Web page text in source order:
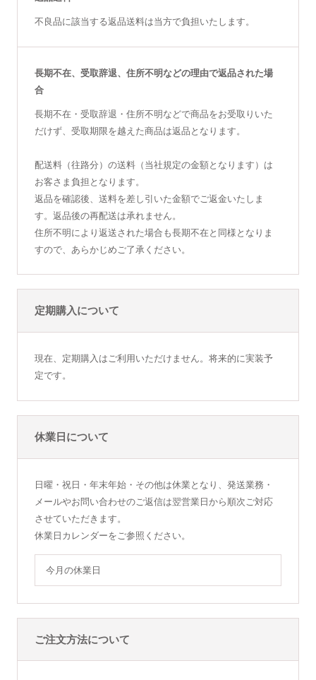
不良品に該当する返品送料は当方で負担いたします。
長期不在、受取辞退、住所不明などの理由で返品された場
合
長期不在・受取辞退・住所不明などで商品をお受取りいた
だけず、受取期限を越えた商品は返品となります。
配送料（往路分）の送料（当社規定の金額となります）は
お客さま負担となります。
返品を確認後、送料を差し引いた金額でご返金いたしま
す。返品後の再配送は承れません。
住所不明により返送された場合も長期不在と同様となりま
すので、あらかじめご了承ください。
定期購入について
現在、定期購入はご利用いただけません。将来的に実装予
定です。
休業日について
日曜・祝日・年末年始・その他は休業となり、発送業務・
メールやお問い合わせのご返信は翌営業日から順次ご対応
させていただきます。
休業日カレンダーをご参照ください。
今月の休業日
ご注文方法について